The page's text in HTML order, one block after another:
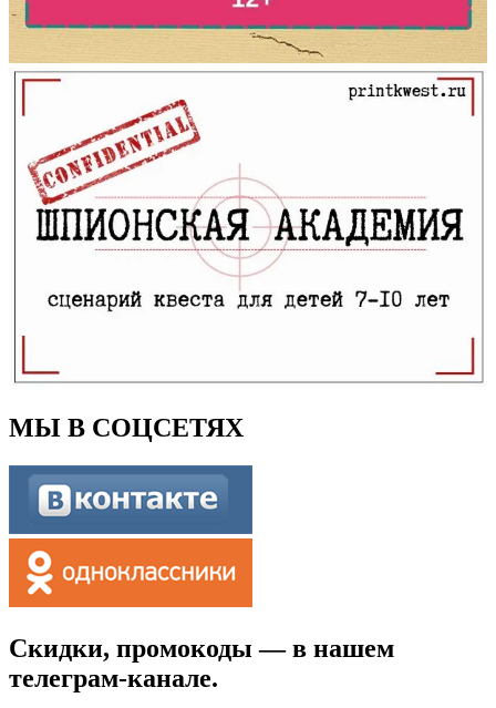
МЫ В СОЦСЕТЯХ
Скидки, промокоды — в нашем
телеграм-канале.